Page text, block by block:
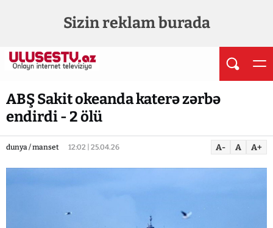
Sizin reklam burada
ABŞ Sakit okeanda katerə zərbə
endirdi - 2 ölü
dunya / manset 12:02 | 25.04.26 A- A A+